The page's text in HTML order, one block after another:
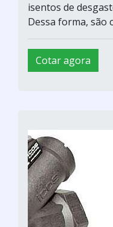
isentos de
Dessa forma, são
Cotar agora